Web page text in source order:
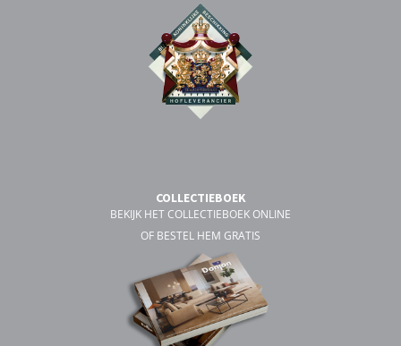
COLLECTIEBOEK
BEKIJK HET COLLECTIEBOEK ONLINE
OF BESTEL HEM GRATIS